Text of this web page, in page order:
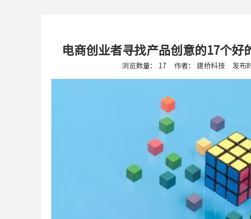
电商创业者寻找产品创意的17个
浏览数量： 17 作者： 建桥科技 发布
["wechat","weibo","qzone","douban","email"]